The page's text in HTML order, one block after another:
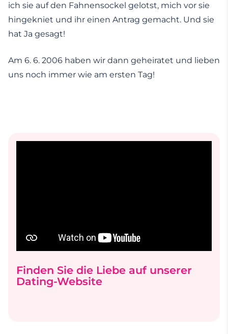
ich sie auf den Fahnensockel gelotst, mich vor sie
hingekniet und ihr einen Antrag gemacht. Und sie
hat Ja gesagt!
Am 6. 6. 2006 haben wir dann geheiratet und lieben
uns noch immer wie am ersten Tag!
Finden Sie die Liebe auf unserer
Dating-Website